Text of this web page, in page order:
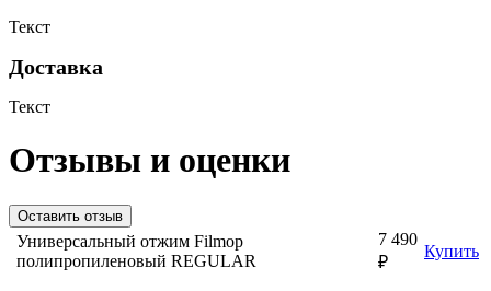
Текст
Доставка
Текст
Отзывы и оценки
Оставить отзыв
Универсальный отжим Filmop
полипропиленовый REGULAR
7 490
₽
Купить